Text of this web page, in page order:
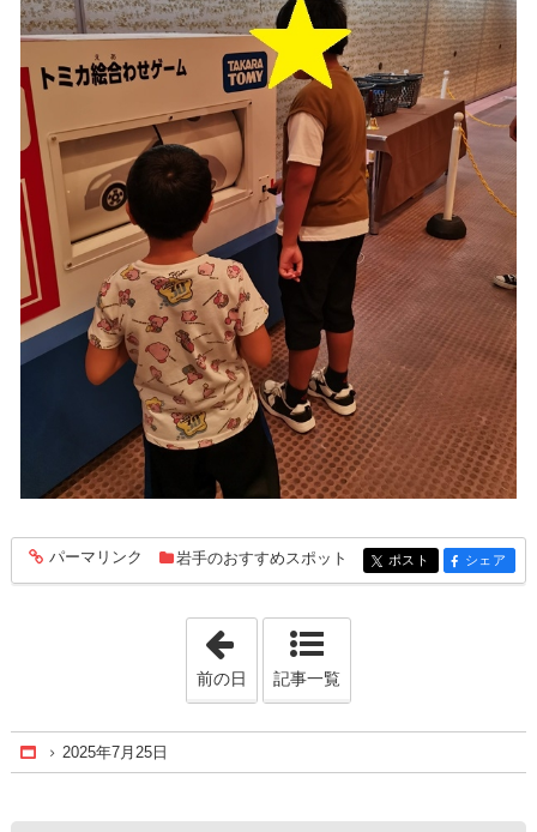
entry225
パーマリンク 岩手のおすすめスポット entry225
ポスト entry225
シェア
「2025年7月16日」
前の日 記事一覧
Home
2025年7月25日